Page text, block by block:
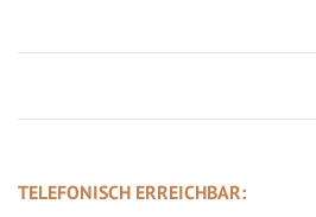
TELEFONISCH ERREICHBAR: